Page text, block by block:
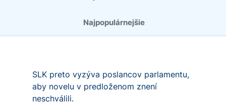
Najpopulárnejšie
SLK preto vyzýva poslancov parlamentu,
aby novelu v predloženom znení
neschválili.